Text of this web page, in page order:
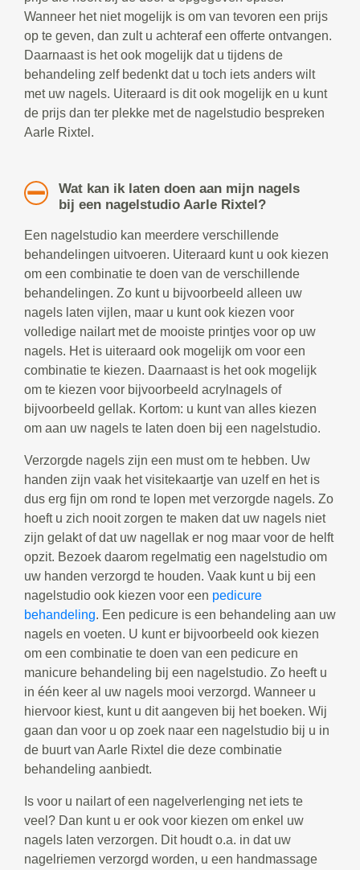
Wanneer het niet mogelijk is om van tevoren een prijs
op te geven, dan zult u achteraf een offerte ontvangen.
Daarnaast is het ook mogelijk dat u tijdens de
behandeling zelf bedenkt dat u toch iets anders wilt
met uw nagels. Uiteraard is dit ook mogelijk en u kunt
de prijs dan ter plekke met de nagelstudio bespreken
Aarle Rixtel.
Wat kan ik laten doen aan mijn nagels
bij een nagelstudio Aarle Rixtel?
Een nagelstudio kan meerdere verschillende
behandelingen uitvoeren. Uiteraard kunt u ook kiezen
om een combinatie te doen van de verschillende
behandelingen. Zo kunt u bijvoorbeeld alleen uw
nagels laten vijlen, maar u kunt ook kiezen voor
volledige nailart met de mooiste printjes voor op uw
nagels. Het is uiteraard ook mogelijk om voor een
combinatie te kiezen. Daarnaast is het ook mogelijk
om te kiezen voor bijvoorbeeld acrylnagels of
bijvoorbeeld gellak. Kortom: u kunt van alles kiezen
om aan uw nagels te laten doen bij een nagelstudio.
Verzorgde nagels zijn een must om te hebben. Uw
handen zijn vaak het visitekaartje van uzelf en het is
dus erg fijn om rond te lopen met verzorgde nagels. Zo
hoeft u zich nooit zorgen te maken dat uw nagels niet
zijn gelakt of dat uw nagellak er nog maar voor de helft
opzit. Bezoek daarom regelmatig een nagelstudio om
uw handen verzorgd te houden. Vaak kunt u bij een
nagelstudio ook kiezen voor een pedicure
behandeling. Een pedicure is een behandeling aan uw
nagels en voeten. U kunt er bijvoorbeeld ook kiezen
om een combinatie te doen van een pedicure en
manicure behandeling bij een nagelstudio. Zo heeft u
in één keer al uw nagels mooi verzorgd. Wanneer u
hiervoor kiest, kunt u dit aangeven bij het boeken. Wij
gaan dan voor u op zoek naar een nagelstudio bij u in
de buurt van Aarle Rixtel die deze combinatie
behandeling aanbiedt.
Is voor u nailart of een nagelverlenging net iets te
veel? Dan kunt u er ook voor kiezen om enkel uw
nagels laten verzorgen. Dit houdt o.a. in dat uw
nagelriemen verzorgd worden, u een handmassage